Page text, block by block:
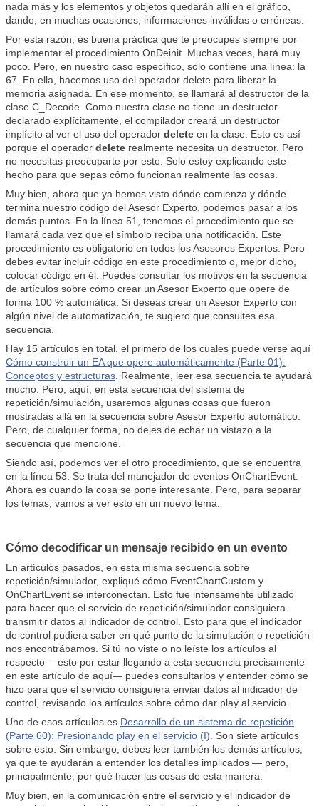
nada más y los elementos y objetos quedarán allí en el gráfico,
dando, en muchas ocasiones, informaciones inválidas o erróneas.
Por esta razón, es buena práctica que te preocupes siempre por
implementar el procedimiento OnDeinit. Muchas veces, hará muy
poco. Pero, en nuestro caso específico, solo contiene una línea: la
67. En ella, hacemos uso del operador delete para liberar la
memoria asignada. En ese momento, se llamará al destructor de la
clase C_Decode. Como nuestra clase no tiene un destructor
declarado explícitamente, el compilador creará un destructor
implícito al ver el uso del operador delete en la clase. Esto es así
porque el operador delete realmente necesita un destructor. Pero
no necesitas preocuparte por esto. Solo estoy explicando este
hecho para que sepas cómo funcionan realmente las cosas.
Muy bien, ahora que ya hemos visto dónde comienza y dónde
termina nuestro código del Asesor Experto, podemos pasar a los
demás puntos. En la línea 51, tenemos el procedimiento que se
llamará cada vez que el símbolo reciba una notificación. Este
procedimiento es obligatorio en todos los Asesores Expertos. Pero
debes evitar incluir código en este procedimiento o, mejor dicho,
colocar código en él. Puedes consultar los motivos en la secuencia
de artículos sobre cómo crear un Asesor Experto que opere de
forma 100 % automática. Si deseas crear un Asesor Experto con
algún nivel de automatización, te sugiero que consultes esa
secuencia.
Hay 15 artículos en total, el primero de los cuales puede verse aquí
Cómo construir un EA que opere automáticamente (Parte 01):
Conceptos y estructuras . Realmente, leer esa secuencia te ayudará
mucho. Pero, aquí, en esta secuencia del sistema de
repetición/simulación, usaremos algunas cosas que fueron
mostradas allá en la secuencia sobre Asesor Experto automático.
Pero, de cualquier forma, no dejes de echar un vistazo a la
secuencia que mencioné.
Siendo así, podemos ver el otro procedimiento, que se encuentra
en la línea 53. Se trata del manejador de eventos OnChartEvent.
Ahora es cuando la cosa se pone interesante. Pero, para separar
los temas, vamos a ver esto en un nuevo tema.
Cómo decodificar un mensaje recibido en un evento
En artículos pasados, en esta misma secuencia sobre
repetición/simulador, expliqué cómo EventChartCustom y
OnChartEvent se interconectan. Esto fue intensamente utilizado
para hacer que el servicio de repetición/simulador consiguiera
transmitir datos al indicador de control. Esto para que el indicador
de control pudiera saber en qué punto de la simulación o repetición
nos encontrábamos. Si tú no viste o no leíste los artículos al
respecto —esto por estar llegando a esta secuencia precisamente
en este artículo de aquí— puedes consultarlos y entender cómo se
hizo para que el servicio consiguiera enviar datos al indicador de
control, revisando los artículos sobre cómo dar play al servicio.
Uno de esos artículos es Desarrollo de un sistema de repetición
(Parte 60): Presionando play en el servicio (I) . Son siete artículos
sobre esto. Sin embargo, debes leer también los demás artículos,
ya que te ayudarán a entender los detalles implicados — pero,
principalmente, por qué hacer las cosas de esta manera.
Muy bien, en la comunicación entre el servicio y el indicador de